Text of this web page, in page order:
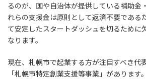
るのが、国や自治体が提供している補助金
れらの支援金は原則として返済不要である
て安定したスタートダッシュを切るために
なります。
現在、札幌市で起業する方が注目すべき代
「札幌市特定創業支援等事業」があります